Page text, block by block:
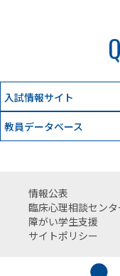
入試情報サイト
教員データベース
情報公表
臨床心理相談センタ
障がい学生支援
サイトポリシー